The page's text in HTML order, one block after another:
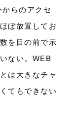
らのアクセ
ぼ放置してお
を目の前で示
ない。WEB
は大きなチャ
てもできない